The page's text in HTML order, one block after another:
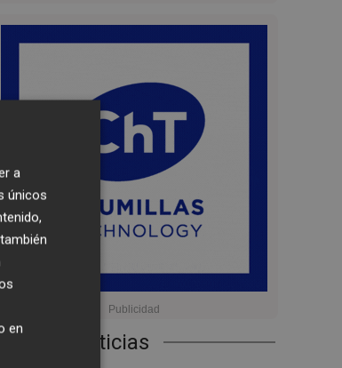
Últimas Noticias
a
únicos
también
en